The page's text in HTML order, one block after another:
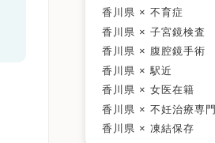
香川県 × 不育症
香川県 × 子宮鏡検査
香川県 × 腹腔鏡手術
香川県 × 駅近
香川県 × 女医在籍
香川県 × 不妊治療専門
香川県 × 凍結保存